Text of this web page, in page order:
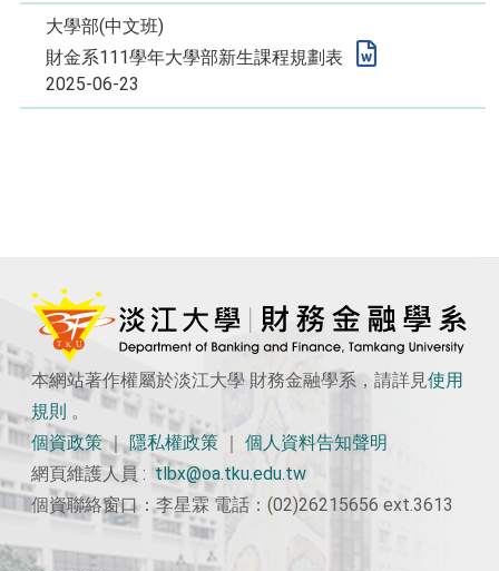
大學部(中文班)
財金系111學年大學部新生課程規劃表
2025-06-23
本網站著作權屬於淡江大學 財務金融學系，請詳見使用
規則 。
個資政策｜隱私權政策 ｜ 個人資料告知聲明
網頁維護人員 :tlbx@oa.tku.edu.tw
個資聯絡窗口：李星霖 電話：(02)26215656 ext.3613